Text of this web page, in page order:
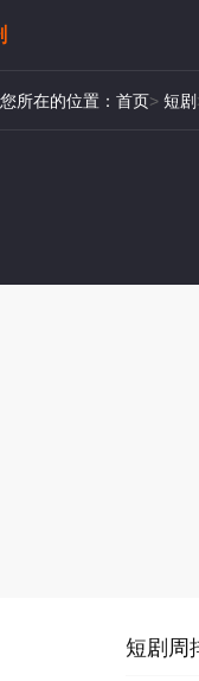
您所在的位置： 首页> 短剧
短剧周